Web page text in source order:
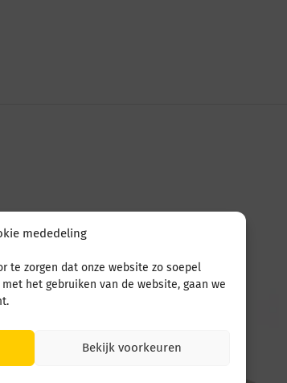
mededeling
te zorgen dat onze website zo soepel
het gebruiken van de website, gaan we
Bekijk voorkeuren